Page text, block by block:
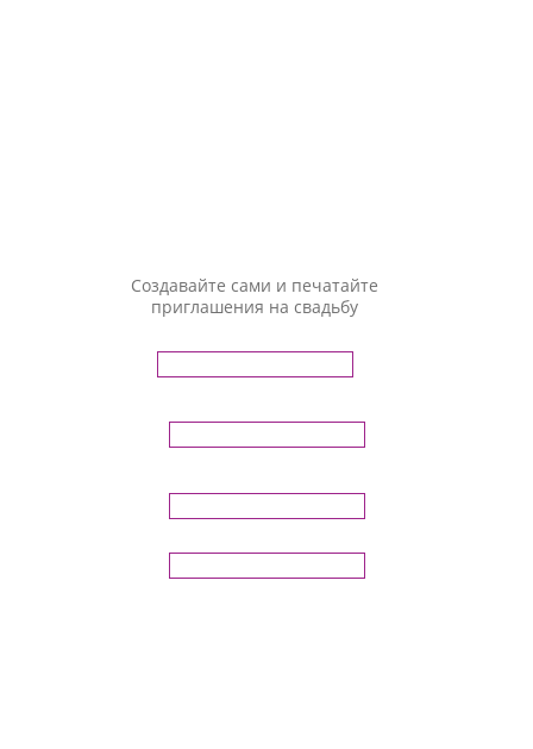
Создавайте сами и печатайте
приглашения на свадьбу